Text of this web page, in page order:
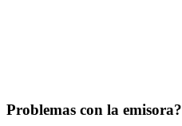
Problemas con la emisora?